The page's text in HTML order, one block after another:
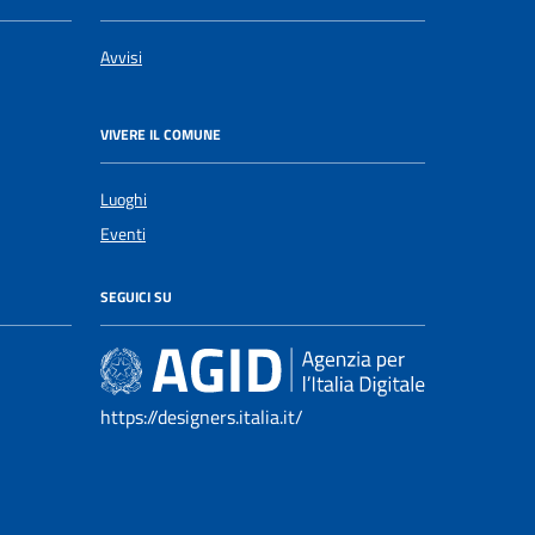
Avvisi
VIVERE IL COMUNE
Luoghi
Eventi
SEGUICI SU
https://designers.italia.it/